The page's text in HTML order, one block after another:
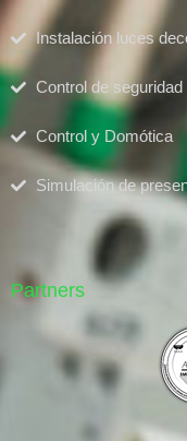
Instalación luces
Control de seguridad
Control y Domótica
Simulación de
Partners